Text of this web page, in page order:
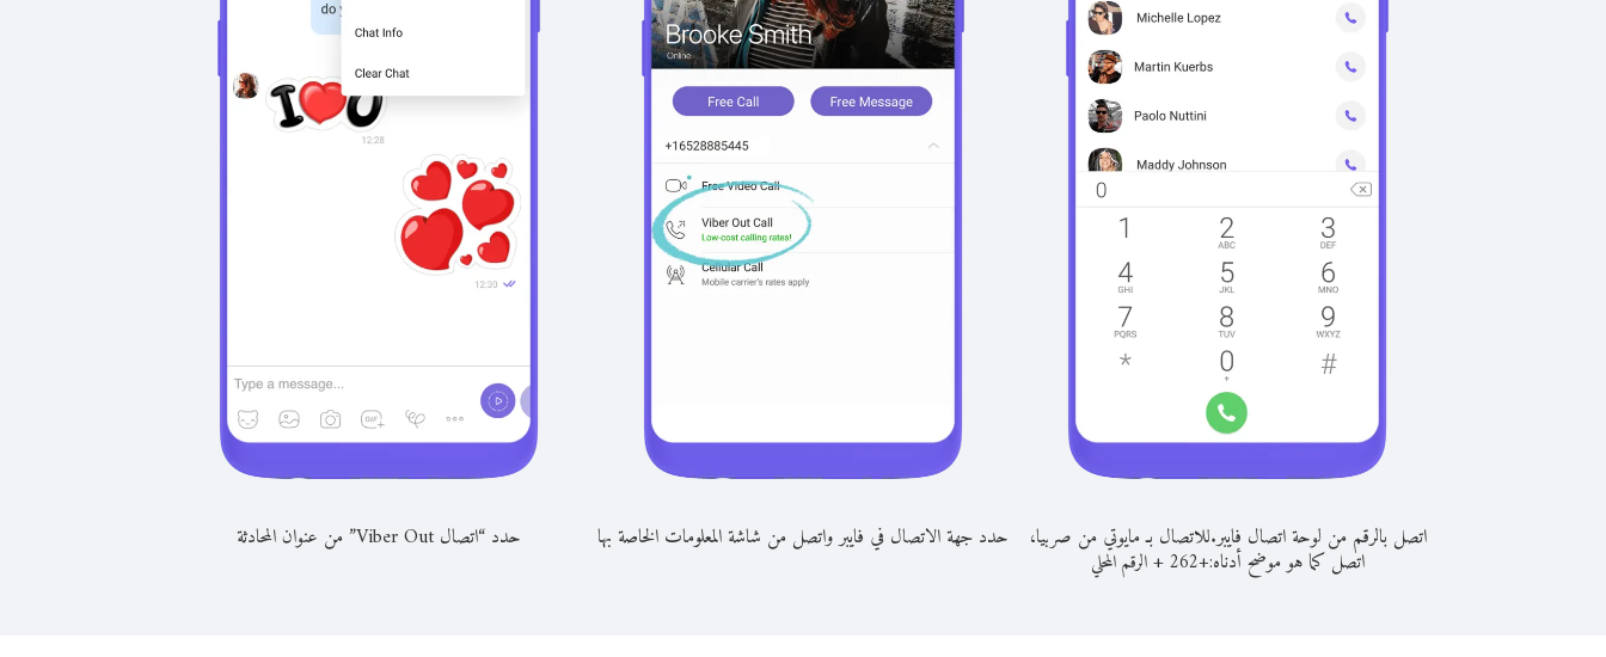
اتصل بالرقم من لوحة اتصال فايبر.للاتصال بـ مايوتي من صربيا،
اتصل كما هو موضح أدناه:+
262
+الرقم المحلي
حدد جهة الاتصال في فايبر واتصل من شاشة المعلومات الخاصة بها حدد “اتصال Viber Out” من عنوان المحادثة